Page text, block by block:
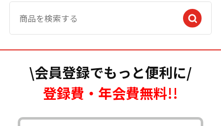
\会員登録でもっと便利に/
登録費・年会費無料!!